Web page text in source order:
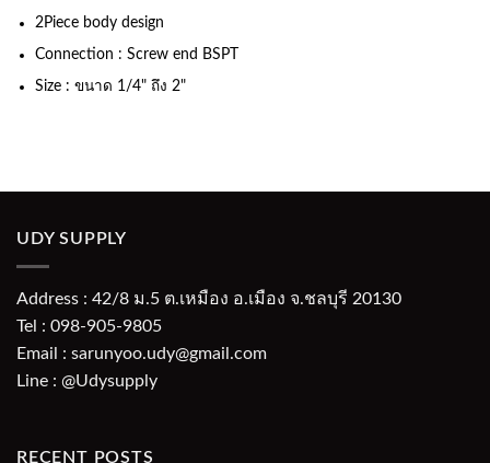
2Piece body design
Connection : Screw end BSPT
Size : ขนาด 1/4" ถึง 2"
UDY SUPPLY
Address : 42/8 ม.5 ต.เหมือง อ.เมือง จ.ชลบุรี 20130
Tel : 098-905-9805
Email : sarunyoo.udy@gmail.com
Line : @Udysupply
RECENT POSTS